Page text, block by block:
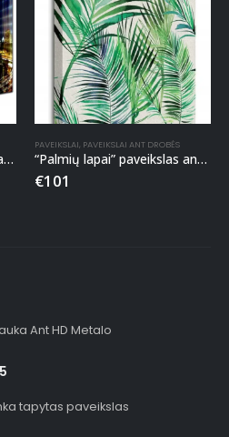
“Naktinis miestas” tapyba ant drobės
PAVEIKSLAI, PAVEIKSLAI ANT DROBĖS
“Palmių lapai” paveikslas ant drobės
€101
Ant HD Metalo
tapytas paveikslas